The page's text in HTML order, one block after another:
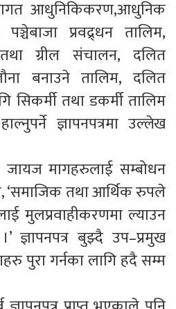
आधुनिकिकरण,आधुनिक
प्रवद्र्धन तालिम,
ग्रील संचालन, दलित
बनाउने तालिम, दलित
सिकर्मी तथा डकर्मी तालिम
ज्ञापनपत्रमा उल्लेख
मागहरुलाई सम्बोधन
‘समाजिक तथा आर्थिक रुपले
मुलप्रवाहीकरणमा ल्याउन
ज्ञापनपत्र बुझ्दै उप–प्रमुख
पुरा गर्नका लागि हदै सम्म